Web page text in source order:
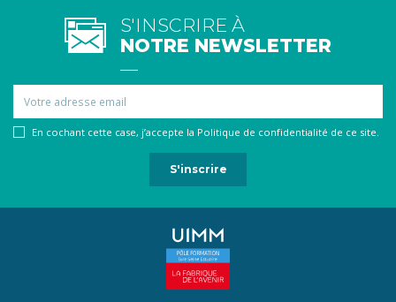
S'INSCRIRE À
NOTRE NEWSLETTER
En cochant cette case, j’accepte la Politique de confidentialité de ce site.